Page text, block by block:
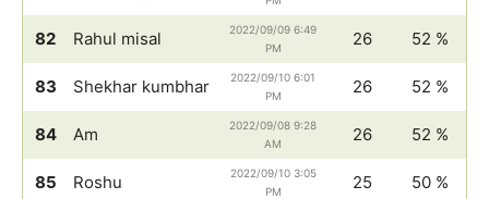
82 Rahul misal
2022/09/09 6:49
PM
26 52 %
83 Shekhar kumbhar
2022/09/10 6:01
PM
26 52 %
84 Am
2022/09/08 9:28
AM
26 52 %
85 Roshu
2022/09/10 3:05
PM
25 50 %